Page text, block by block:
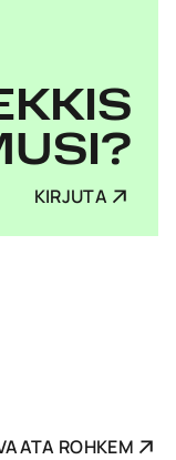
KIRJUTA
ROHKEM